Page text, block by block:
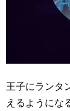
王子にランタ
えるようにな